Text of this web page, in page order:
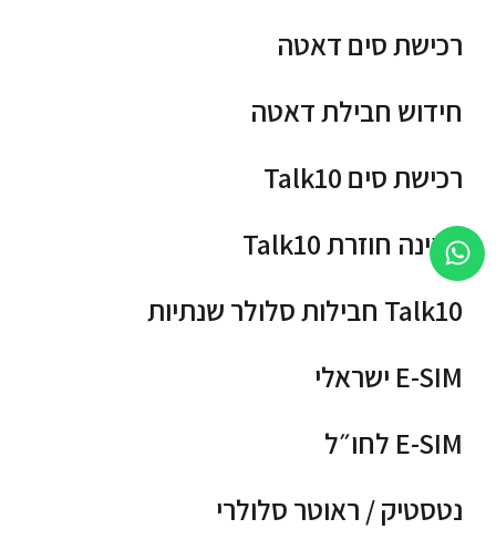
רכישת סים דאטה
חידוש חבילת דאטה
רכישת סים Talk10
טעינה חוזרת Talk10
Talk10 חבילות סלולר שנתיות
E-SIM ישראלי
E-SIM לחו״ל
נטסטיק / ראוטר סלולרי